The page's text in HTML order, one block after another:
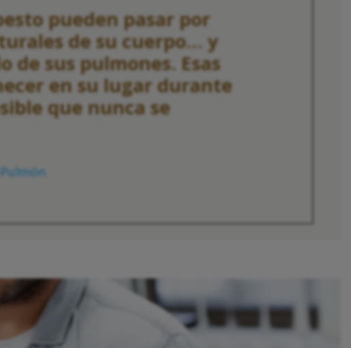
pueden pasar por
de su cuerpo... y
de sus pulmones. Esas
en su lugar durante
que nunca se